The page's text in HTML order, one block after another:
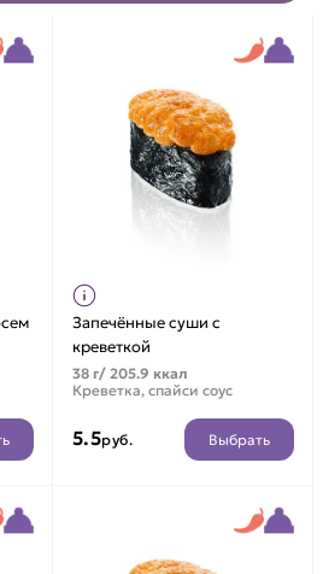
Запечённые суши с
креветкой
38 г/ 205.9 ккал
Креветка, спайси соус
5.5руб. Выбрать